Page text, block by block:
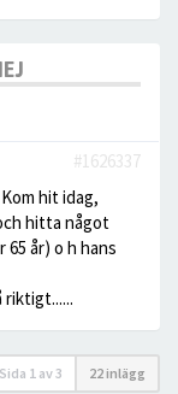
#1626337
hit idag,
hitta något
år) o h hans
riktigt......
Sida 1 av3 22 inlägg